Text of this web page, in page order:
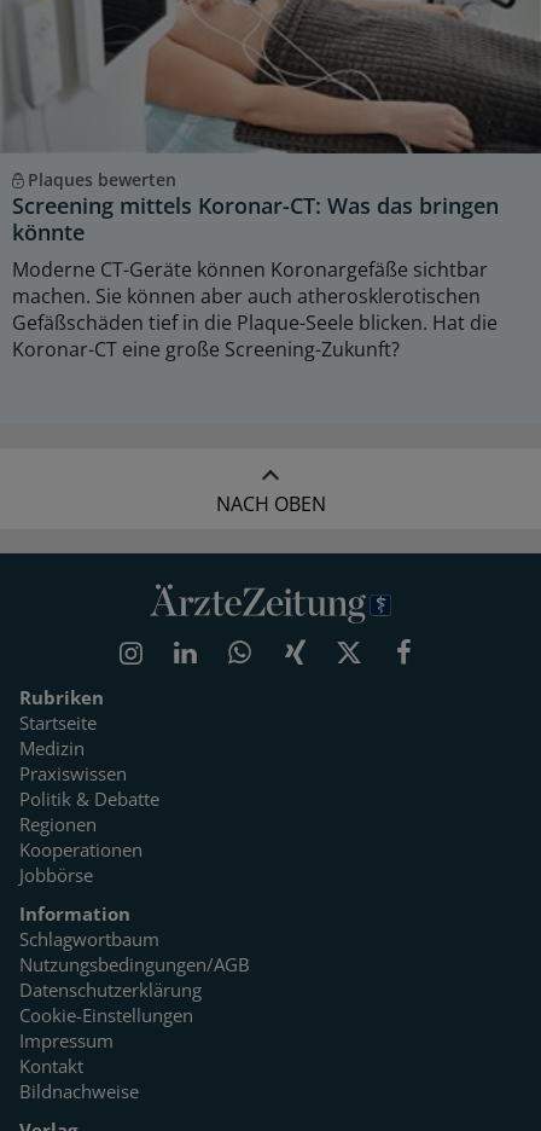
Plaques bewerten
Screening mittels Koronar-CT: Was das bringen
könnte
Moderne CT-Geräte können Koronargefäße sichtbar
machen. Sie können aber auch atherosklerotischen
Gefäßschäden tief in die Plaque-Seele blicken. Hat die
Koronar-CT eine große Screening-Zukunft?
NACH OBEN
Rubriken
Startseite
Medizin
Praxiswissen
Politik & Debatte
Regionen
Kooperationen
Jobbörse
Information
Schlagwortbaum
Nutzungsbedingungen/AGB
Datenschutzerklärung
Cookie-Einstellungen
Impressum
Kontakt
Bildnachweise